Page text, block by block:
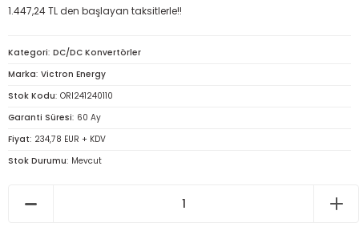
1.447,24 TL den başlayan taksitlerle!!
Kategori DC/DC Konvertörler
Marka Victron Energy
Stok Kodu ORI241240110
Garanti Süresi 60 Ay
Fiyat 234,78 EUR + KDV
Stok Durumu Mevcut